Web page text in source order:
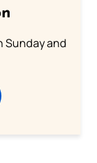
Sunday and